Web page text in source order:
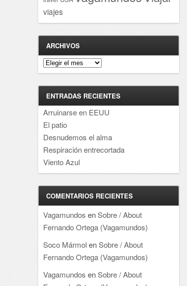
viajes
ARCHIVOS
Archivos
ENTRADAS RECIENTES
Arruinarse en EEUU
El patio
Desnudemos el alma
Respiración entrecortada
Viento Azul
COMENTARIOS RECIENTES
Vagamundos enSobre / About
Fernando Ortega (Vagamundos)
Soco MármolenSobre / About
Fernando Ortega (Vagamundos)
Vagamundos enSobre / About